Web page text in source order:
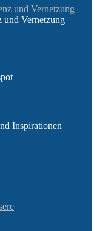
Vernetzung
Inspirationen